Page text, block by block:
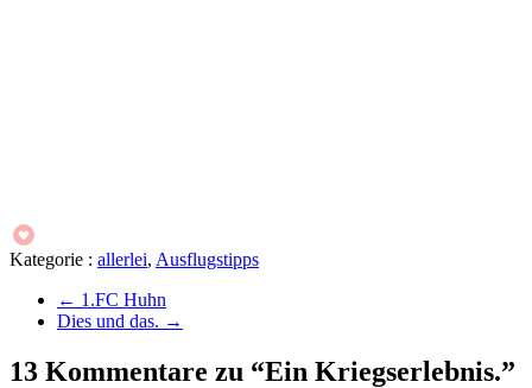
Kategorie : allerlei, Ausflugstipps
← 1.FC Huhn
Dies und das. →
13 Kommentare zu “Ein Kriegserlebnis.”